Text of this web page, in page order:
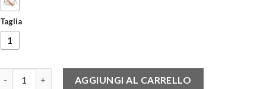
Taglia
1
LA CARRIE ZA300 BORSA SAFFIANO BIANCO-ROSA quantità
AGGIUNGI AL CARRELLO